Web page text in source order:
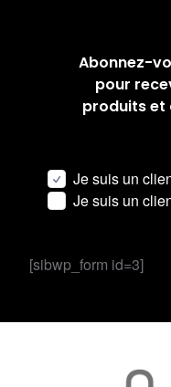
Abonnez-
pour
produits et
Je suis un
Je suis un
[sibwp_form id=3]